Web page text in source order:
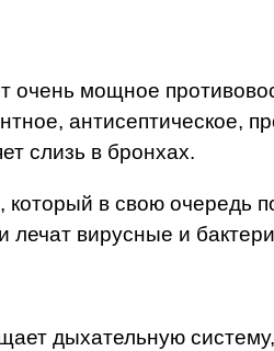
мощное
антисептическое,
слизь в бронхах.
в свою очередь
вирусные и
дыхательную